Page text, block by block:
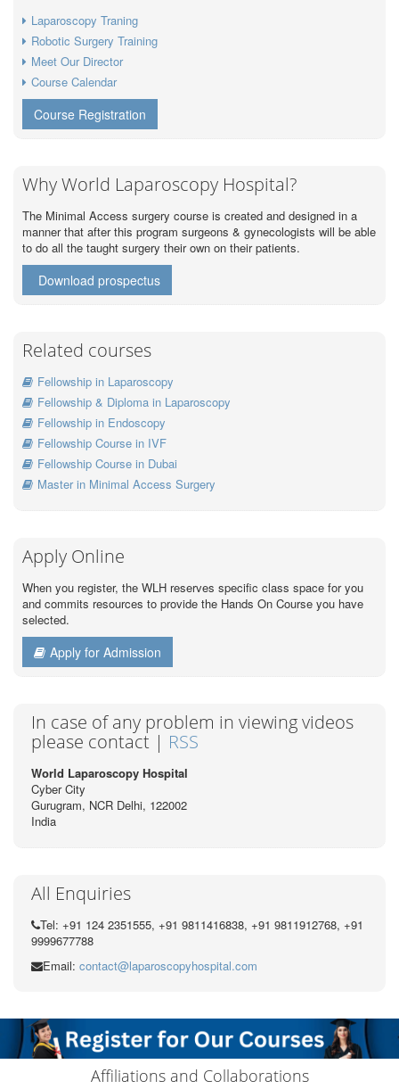
Laparoscopy Traning
Robotic Surgery Training
Meet Our Director
Course Calendar
Course Registration
Why World Laparoscopy Hospital?
The Minimal Access surgery course is created and designed in a
manner that after this program surgeons & gynecologists will be able
to do all the taught surgery their own on their patients.
Download prospectus
Related courses
Fellowship in Laparoscopy
Fellowship & Diploma in Laparoscopy
Fellowship in Endoscopy
Fellowship Course in IVF
Fellowship Course in Dubai
Master in Minimal Access Surgery
Apply Online
When you register, the WLH reserves specific class space for you
and commits resources to provide the Hands On Course you have
selected.
Apply for Admission
In case of any problem in viewing videos
please contact | RSS
World Laparoscopy Hospital
Cyber City
Gurugram, NCR Delhi, 122002
India
All Enquiries
Tel: +91 124 2351555, +91 9811416838, +91 9811912768, +91
9999677788
Email: contact@laparoscopyhospital.com
Affiliations and Collaborations